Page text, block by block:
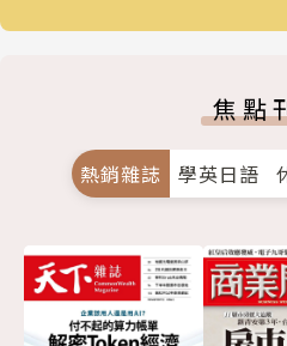
焦點
熱銷雜誌 學英日語